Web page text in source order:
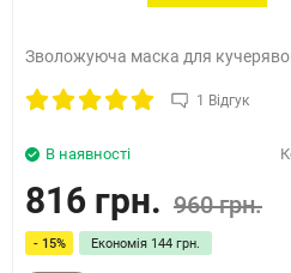
Зволожуюча маска для
1 Відгук
В наявності
816 грн. 960 грн.
- 15% Економія 144 грн.